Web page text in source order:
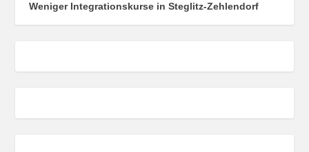
Weniger Integrationskurse in Steglitz-Zehlendorf